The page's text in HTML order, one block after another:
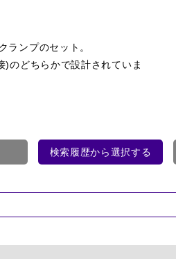
ランプのセット。
のどちらかで設計されていま
検索履歴から選択する